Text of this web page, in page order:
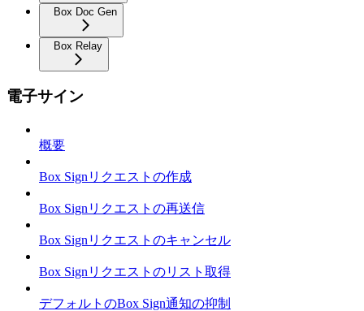
Box Doc Gen
Box Relay
電子サイン
概要
Box Signリクエストの作成
Box Signリクエストの再送信
Box Signリクエストのキャンセル
Box Signリクエストのリスト取得
デフォルトのBox Sign通知の抑制